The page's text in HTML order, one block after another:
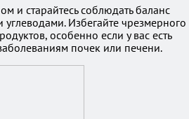
и старайтесь соблюдать баланс
Избегайте чрезмерного
особенно если у вас есть
почек или печени.